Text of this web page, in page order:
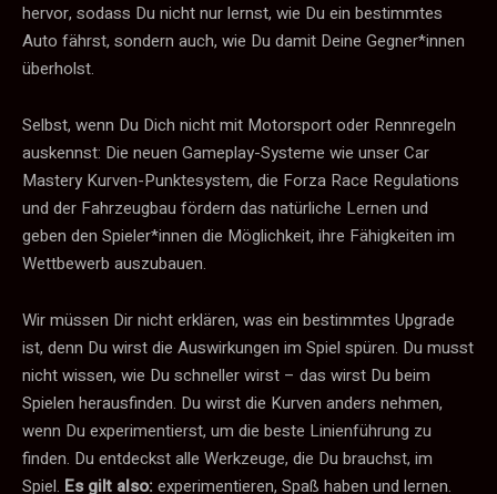
hervor, sodass Du nicht nur lernst, wie Du ein bestimmtes
Auto fährst, sondern auch, wie Du damit Deine Gegner*innen
überholst.
Selbst, wenn Du Dich nicht mit Motorsport oder Rennregeln
auskennst: Die neuen Gameplay-Systeme wie unser Car
Mastery Kurven-Punktesystem, die Forza Race Regulations
und der Fahrzeugbau fördern das natürliche Lernen und
geben den Spieler*innen die Möglichkeit, ihre Fähigkeiten im
Wettbewerb auszubauen.
Wir müssen Dir nicht erklären, was ein bestimmtes Upgrade
ist, denn Du wirst die Auswirkungen im Spiel spüren. Du musst
nicht wissen, wie Du schneller wirst – das wirst Du beim
Spielen herausfinden. Du wirst die Kurven anders nehmen,
wenn Du experimentierst, um die beste Linienführung zu
finden. Du entdeckst alle Werkzeuge, die Du brauchst, im
Spiel. Es gilt also:experimentieren, Spaß haben und lernen.